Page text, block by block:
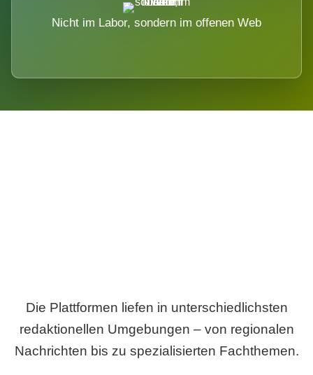
Nicht im Labor, sondern im offenen Web
Die Plattformen liefen in unterschiedlichsten
redaktionellen Umgebungen – von regionalen
Nachrichten bis zu spezialisierten Fachthemen.